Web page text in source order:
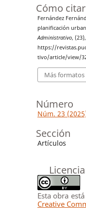
Cómo citar
Fernández
planificación
Administrativo,
https://
tivo/article/view/
Más formatos
Número
Núm. 23
Sección
Artículos
Licencia
Esta obra
Creative